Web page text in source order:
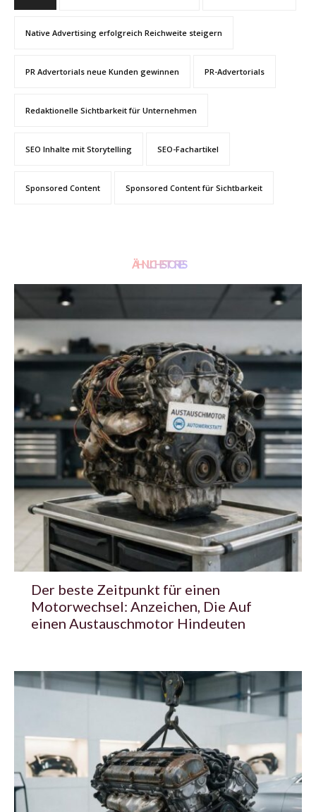
Native Advertising erfolgreich Reichweite steigern
PR Advertorials neue Kunden gewinnen PR-Advertorials
Redaktionelle Sichtbarkeit für Unternehmen
SEO Inhalte mit Storytelling SEO-Fachartikel
Sponsored Content Sponsored Content für Sichtbarkeit
ÄHNLICHE STORIES
Der beste Zeitpunkt für einen
Motorwechsel: Anzeichen, Die Auf
einen Austauschmotor Hindeuten